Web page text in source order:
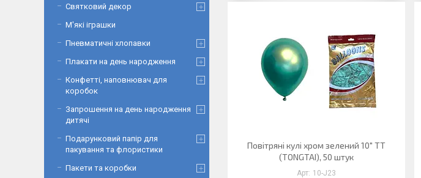
Повітряні кулі хром зелений 10" TT
(TONGTAI), 50 штук
10-J23
Святковий декор
М'які іграшки
Пневматичні хлопавки
Плакати на день народження
Конфетті, наповнювач для
коробок
Запрошення на день народження
дитячі
Подарунковий папір для
пакування та флористики
Пакети та коробки